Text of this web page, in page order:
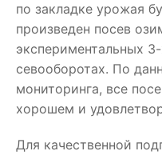
по закладке урожая
произведен посев
экспериментальных
севооборотах. По
мониторинга, все
хорошем и
Для качественной